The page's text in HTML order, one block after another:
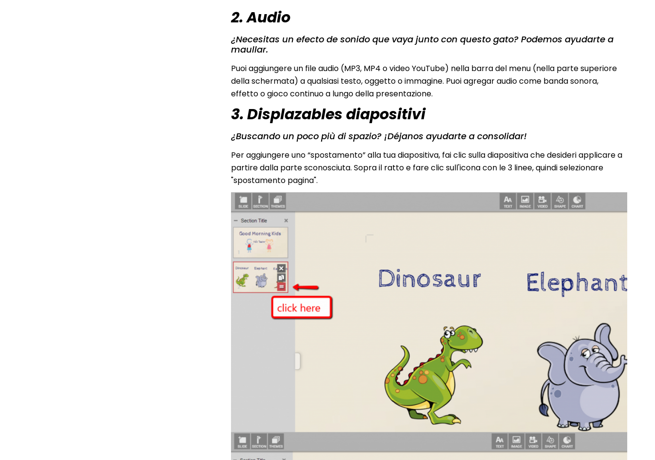
2. Audio
¿Necesitas un efecto de sonido que vaya junto con questo gato? Podemos ayudarte a
maullar.
Puoi aggiungere un file audio (MP3, MP4 o video YouTube) nella barra del menu (nella parte superiore
della schermata) a qualsiasi testo, oggetto o immagine. Puoi agregar audio come banda sonora,
effetto o gioco continuo a lungo della presentazione.
3. Displazables diapositivi
¿Buscando un poco più di spazio? ¡Déjanos ayudarte a consolidar!
Per aggiungere uno “spostamento” alla tua diapositiva, fai clic sulla diapositiva che desideri applicare a
partire dalla parte sconosciuta. Sopra il ratto e fare clic sull'icona con le 3 linee, quindi selezionare
"spostamento pagina".